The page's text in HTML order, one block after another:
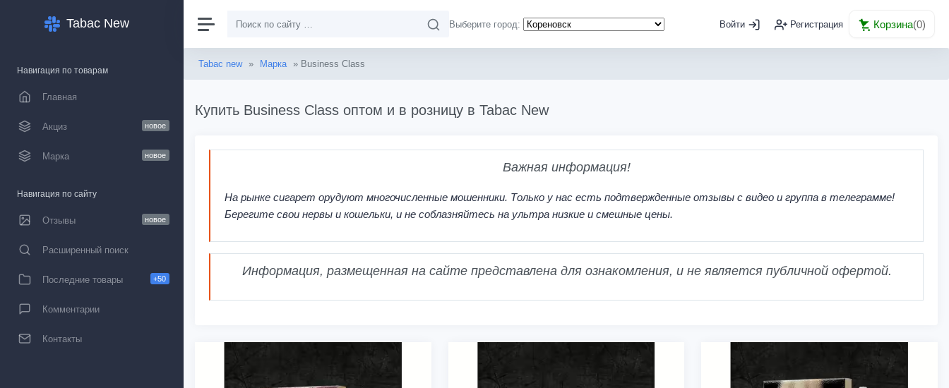
Tabac New
Навигация по товарам
Главная
Акциз новое
Марка новое
Навигация по сайту
Отзывы новое
Расширенный поиск
Последние товары +50
Комментарии
Контакты
Выберите город: Войти Регистрация Корзина(0)
Tabac new » Марка » Business Class
Купить Business Class оптом и в розницу в Tabac New
Важная информация!
На рынке сигарет орудуют многочисленные мошенники. Только у нас есть подтвержденные отзывы с видео и группа в телеграмме!
Берегите свои нервы и кошельки, и не соблазняйтесь на ультра низкие и смешные цены.
Информация, размещенная на сайте представлена для ознакомления, и не является публичной офертой.